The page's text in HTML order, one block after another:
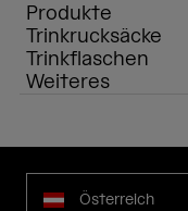
Produkte
Trinkrucksäcke
Trinkflaschen
Weiteres
Österreich